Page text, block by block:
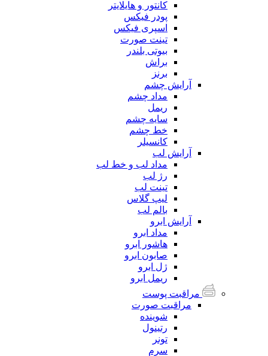
کانتور و هایلایتر
پودر فیکس
اسپری فیکس
تینت صورت
بیوتی بلندر
براش
برنز
آرایش چشم
مداد چشم
ریمل
سایه چشم
خط چشم
کانسیلر
آرایش لب
مداد لب و خط لب
رژ لب
تینت لب
لیپ گلاس
بالم لب
آرایش ابرو
مداد ابرو
هاشور ابرو
صابون ابرو
ژل ابرو
ریمل ابرو
مراقبت پوست
مراقبت صورت
شوینده
رتینول
تونر
سرم